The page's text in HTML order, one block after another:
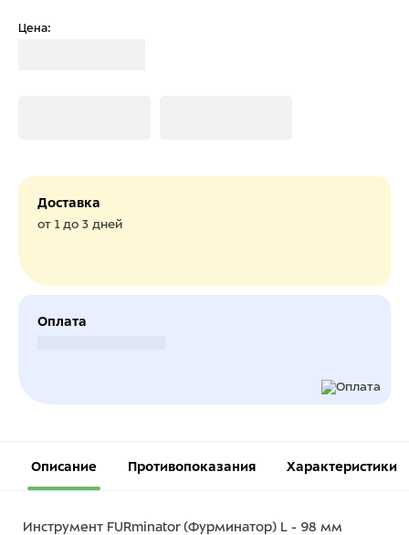
Цена:
Доставка
от 1 до 3 дней
Оплата
Описание Противопоказания Характеристики
Инструмент FURminator (Фурминатор) L - 98 мм